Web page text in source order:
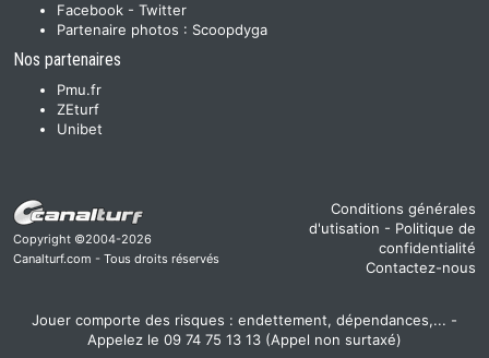
Facebook - Twitter
Partenaire photos : Scoopdyga
Nos partenaires
Pmu.fr
ZEturf
Unibet
Copyright ©2004-2026
Canalturf.com - Tous droits réservés
Conditions générales
d'utisation - Politique de
confidentialité
Contactez-nous
Jouer comporte des risques : endettement, dépendances,... -
Appelez le 09 74 75 13 13 (Appel non surtaxé)